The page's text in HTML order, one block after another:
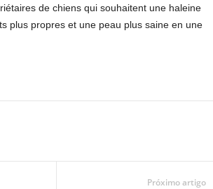
de chiens qui souhaitent une haleine
plus propres et une peau plus saine en une
Próximo artigo